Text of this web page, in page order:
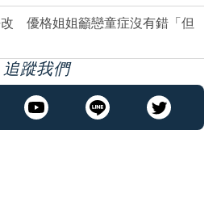
優格姐姐籲戀童症沒有錯「但
追蹤我們